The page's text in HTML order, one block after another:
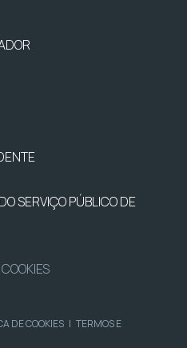
SERVIÇO PÚBLICO DE
DE COOKIES | TERMOS E